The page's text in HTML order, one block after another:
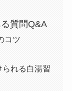
質問Q&A
コツ
られる白湯習